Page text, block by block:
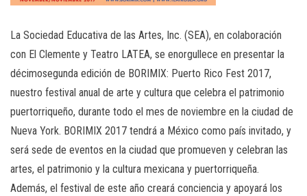
La Sociedad Educativa de las Artes, Inc. (SEA), en colaboración
con El Clemente y Teatro LATEA, se enorgullece en presentar la
décimosegunda edición de BORIMIX: Puerto Rico Fest 2017,
nuestro festival anual de arte y cultura que celebra el patrimonio
puertorriqueño, durante todo el mes de noviembre en la ciudad de
Nueva York. BORIMIX 2017 tendrá a México como país invitado, y
será sede de eventos en la ciudad que promueven y celebran las
artes, el patrimonio y la cultura mexicana y puertorriqueña.
Además, el festival de este año creará conciencia y apoyará los